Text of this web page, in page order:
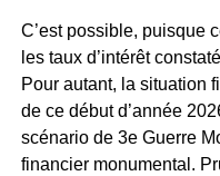
C’est possible, puisque
les taux d’intérêt
Pour autant, la situation
de ce début d’année
scénario de 3e Guerre
financier monumental.